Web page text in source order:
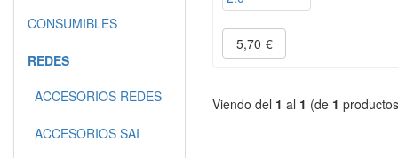
5,70 €
Viendo del 1 al 1 (de 1
CONSUMIBLES
REDES
ACCESORIOS REDES
ACCESORIOS SAI